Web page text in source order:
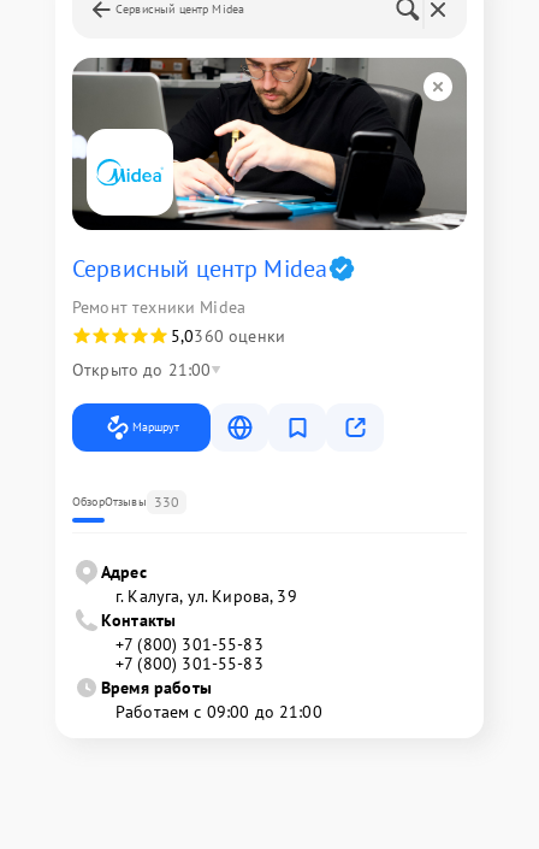
Сервисный центр Midea
Сервисный центр Midea
Ремонт техники Midea
5,0360 оценки
Открыто до 21:00
Маршрут
ОбзорОтзывы 330
Адрес
г. Калуга, ул. Кирова, 39
Контакты
+7 (800) 301-55-83
+7 (800) 301-55-83
Время работы
Работаем с 09:00 до 21:00